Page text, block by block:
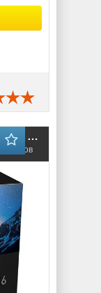
MAGIX Video Pro X16 (22.0.1.260) ENG-RUS